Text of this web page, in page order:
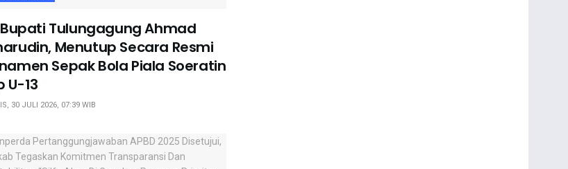
Tulungagung Ahmad
Menutup Secara Resmi
Sepak Bola Piala Soeratin
U-13
30 JULI 2026, 07:39 WIB